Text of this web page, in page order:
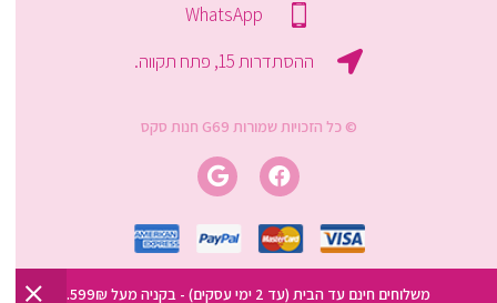
WhatsApp
ההסתדרות 15, פתח תקווה.
© כל הזכויות שמורות G69 חנות סקס
משלוחים חינם עד הבית (עד 2 ימי עסקים) - בקניה מעל 599₪.